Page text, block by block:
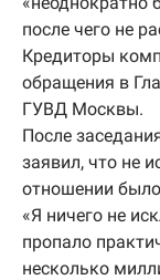
после чего не
Кредиторы
обращения в
ГУВД Москвы.
После
заявил, что не
отношении
«Я ничего не
пропало
несколько